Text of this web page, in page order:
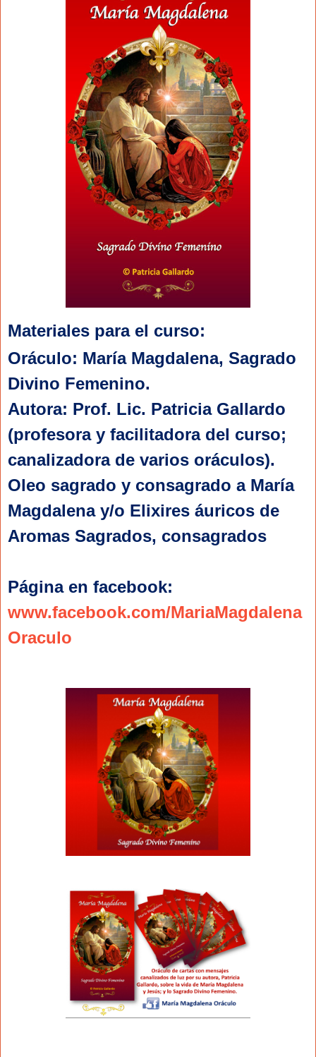
Materiales para el curso:
Oráculo: María Magdalena, Sagrado
Divino Femenino.
Autora: Prof. Lic. Patricia Gallardo
(profesora y facilitadora del curso;
canalizadora de varios oráculos).
Oleo sagrado y consagrado a María
Magdalena y/o Elixires áuricos de
Aromas Sagrados, consagrados
www.facebook.com/MariaMagdalena
Oraculo